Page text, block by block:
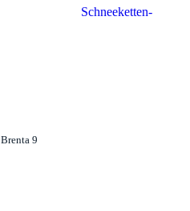
Schneeketten-
Brenta 9